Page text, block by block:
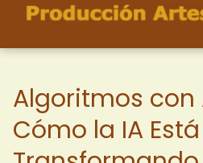
Algoritmos con
Cómo la IA Está